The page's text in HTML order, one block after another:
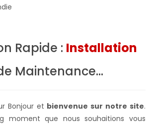
Rapide : Installation
Maintenance...
Bonjour et bienvenue sur notre site.
moment que nous souhaitions vous